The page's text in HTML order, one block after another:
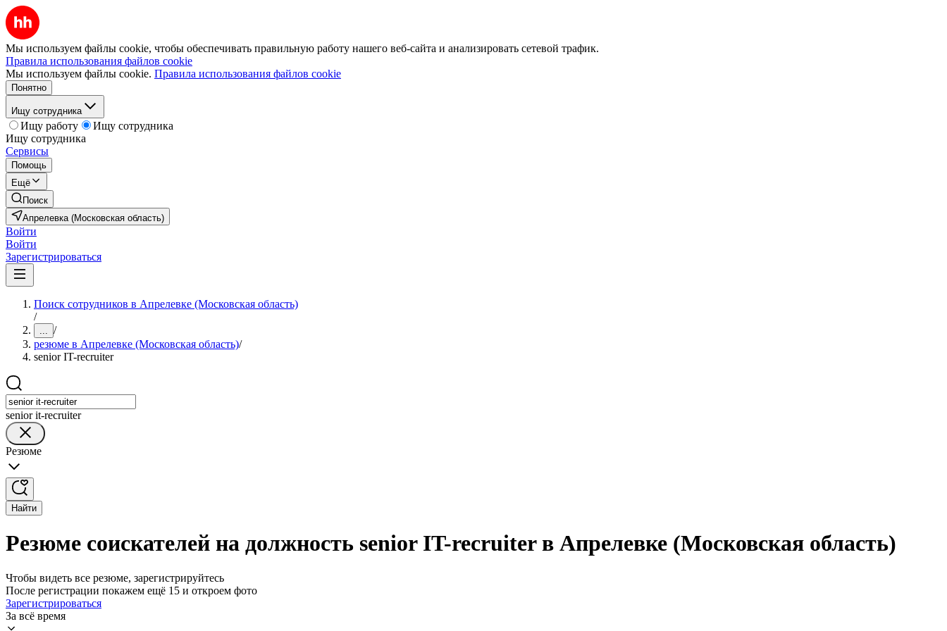
Мы используем файлы cookie, чтобы обеспечивать правильную работу нашего веб-сайта и анализировать сетевой трафик.
Правила использования файлов cookie
Мы используем файлы cookie. Правила использования файлов cookie
Понятно
Ищу сотрудника
Ищу работу
Ищу сотрудника
Ищу сотрудника
Сервисы
Помощь
Ещё
Поиск
Апрелевка (Московская область)
Войти
Войти
Зарегистрироваться
Поиск сотрудников в Апрелевке (Московская область)
/
... /
резюме в Апрелевке (Московская область)/
senior IT-recruiter
senior it-recruiter
Резюме
Найти
Резюме соискателей на должность senior IT-recruiter в Апрелевке (Московская область)
Чтобы видеть все резюме, зарегистрируйтесь
После регистрации покажем ещё 15 и откроем фото
Зарегистрироваться
За всё время